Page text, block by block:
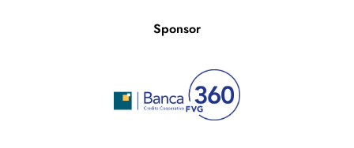
Sponsor